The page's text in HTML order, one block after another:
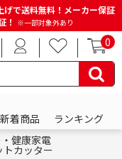
で送料無料！メーカー保証
！ ※一部対象外あり
0
新着商品
ランキング
健康家電
トカッター